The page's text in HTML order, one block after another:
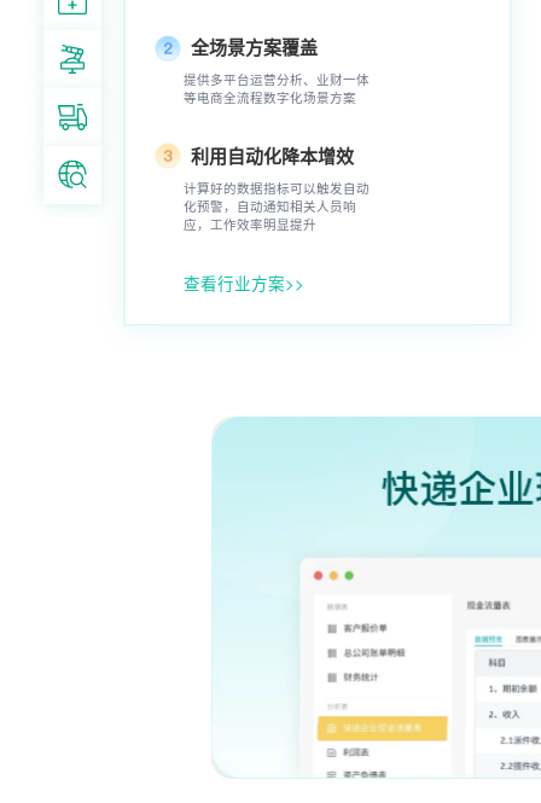
全场景方案覆盖
提供多平台运营分析、业财一体
等电商全流程数字化场景方案
利用自动化降本增效
计算好的数据指标可以触发自动
化预警，自动通知相关人员响
应，工作效率明显提升
查看行业方案>>